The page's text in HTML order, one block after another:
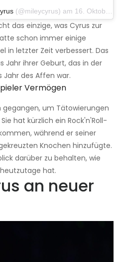
(@mileycyrus) am 16. Oktober 2019 um 19:04 Uhr PDT
das einzige, was Cyrus zur
schon immer einige
in letzter Zeit verbessert. Das
Jahr ihrer Geburt, das in der
Jahr des Affen war.
Vermögen
um Tätowierungen
hat kürzlich ein Rock'n'Roll-
während er seiner
Knochen hinzufügte.
darüber zu behalten, wie
hat.
an neuer